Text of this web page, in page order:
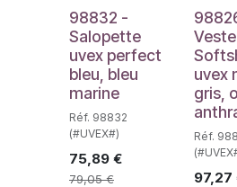
98832 -
Salopette
uvex perfect
bleu, bleu
marine
Réf. 98832
(#UVEX#)
75,89 €
79,05€
Veste
uvex
gris,
Réf.
97,27